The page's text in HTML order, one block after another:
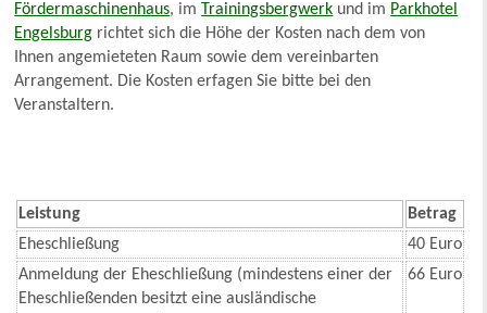
Fördermaschinenhaus, im Trainingsbergwerk und im Parkhotel
Engelsburg richtet sich die Höhe der Kosten nach dem von
Ihnen angemieteten Raum sowie dem vereinbarten
Arrangement. Die Kosten erfagen Sie bitte bei den
Veranstaltern.
Leistung
Betrag
Eheschließung
40 Euro
Anmeldung der Eheschließung (mindestens einer der
Eheschließenden besitzt eine ausländische
66 Euro